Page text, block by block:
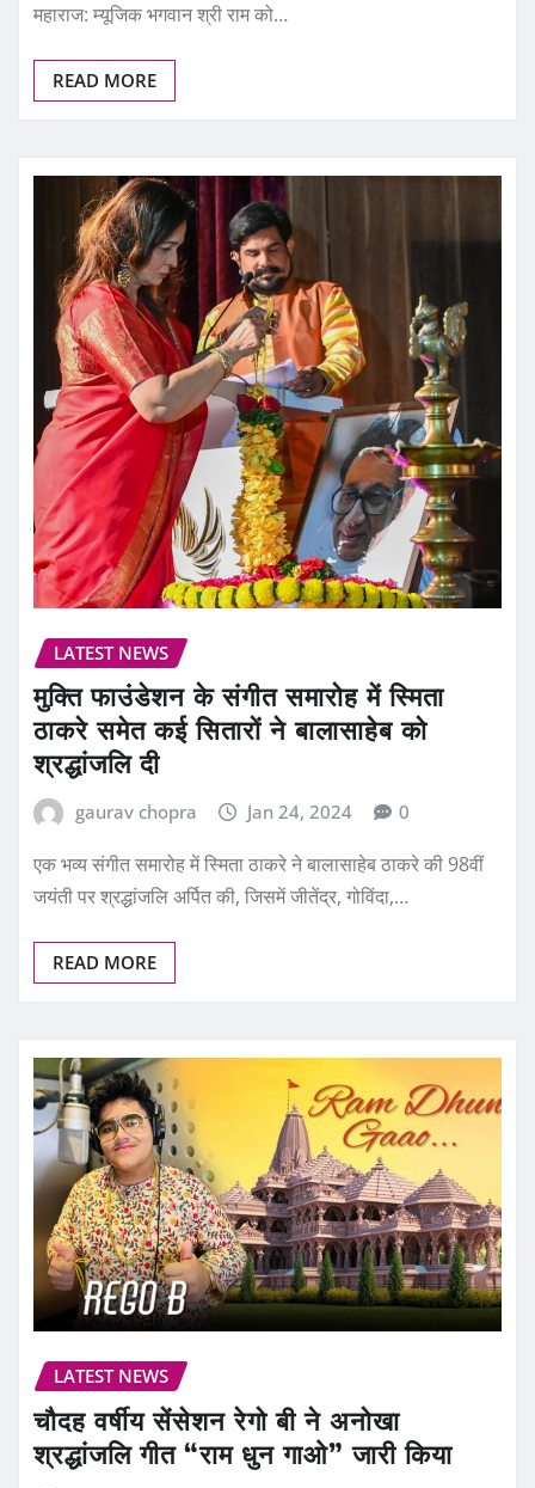
महाराज: म्यूजिक भगवान श्री राम को…
READ MORE
LATEST NEWS
मुक्ति फाउंडेशन के संगीत समारोह में स्मिता
ठाकरे समेत कई सितारों ने बालासाहेब को
श्रद्धांजलि दी
gaurav chopra Jan 24, 2024 0
एक भव्य संगीत समारोह में स्मिता ठाकरे ने बालासाहेब ठाकरे की 98वीं
जयंती पर श्रद्धांजलि अर्पित की, जिसमें जीतेंद्र, गोविंदा,…
READ MORE
LATEST NEWS
चौदह वर्षीय सेंसेशन रेगो बी ने अनोखा
श्रद्धांजलि गीत “राम धुन गाओ” जारी किया